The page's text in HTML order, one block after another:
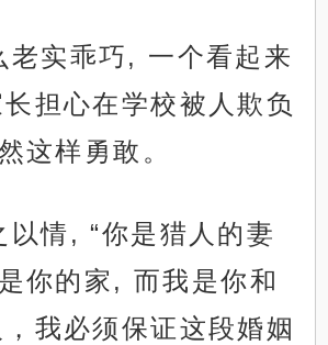
老实乖巧, 一个看起来
担心在学校被人欺负
这样勇敢。
以情, “你是猎人的妻
你的家, 而我是你和
我必须保证这段婚姻